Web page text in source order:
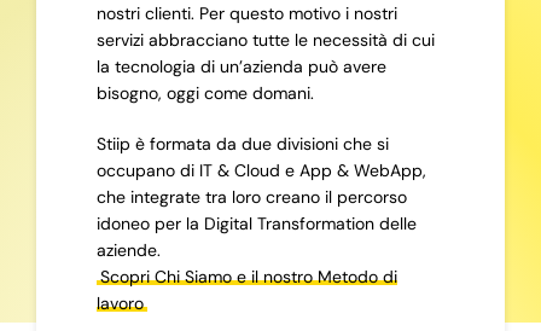
nostri clienti. Per questo motivo i nostri
servizi abbracciano tutte le necessità di cui
la tecnologia di un’azienda può avere
bisogno, oggi come domani.
Stiip è formata da due divisioni che si
occupano di IT & Cloud e App & WebApp,
che integrate tra loro creano il percorso
idoneo per la Digital Transformation delle
aziende.
Scopri Chi Siamo e il nostro Metodo di
lavoro